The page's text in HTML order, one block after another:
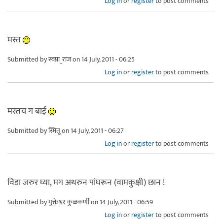
मस्त
Submitted byस्वप्ना_राजon 14 July, 2011 - 06:25
Log inorregisterto post comments
मस्तच ग बाई
Submitted byस्मितूon 14 July, 2011 - 06:27
Log inorregisterto post comments
विडा जरुर घ्या, मग अथरुन पांघरून (वामकुक्षी) छान !
Submitted byमुक्तेश्वर कुळकर्णीon 14 July, 2011 - 06:59
Log inorregisterto post comments